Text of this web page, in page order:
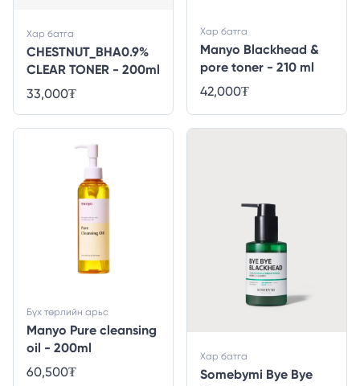
CHESTNUT_BHA0.9%
CLEAR TONER - 200ml
Хар батга
33,000₮
Manyo Blackhead &
pore toner - 210 ml
Хар батга
42,000₮
Manyo Pure cleansing
oil - 200ml
Бүх төрлийн арьс
60,500₮
Somebymi Bye Bye
Хар батга